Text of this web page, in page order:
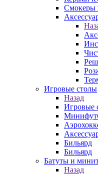
Смокеры
Игровые столы
Назад
Игровые
Бильяpд
Бильяpд
Батуты и
Назад